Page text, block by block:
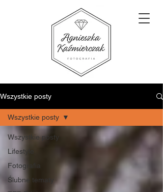
Wszystkie posty
Wszystkie posty
Lifestyle
Fotografia
Ślubne tematy
Wszystkie posty